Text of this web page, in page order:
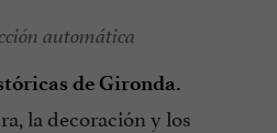
automática
de Gironda.
la decoración y los